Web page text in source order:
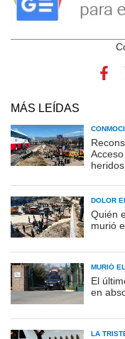
MÁS LEÍDAS
heridos
DOLOR
Quién
murió
MURIÓ
El
en
LA